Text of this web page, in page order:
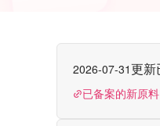
2026-07-31更新
已备案的新原